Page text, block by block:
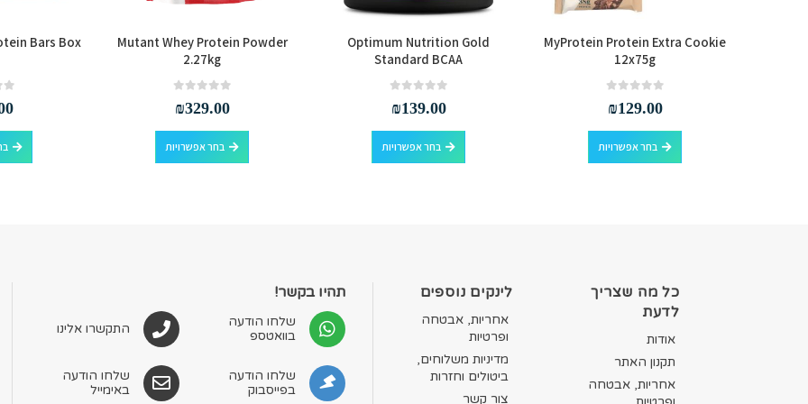
MyProtein Protein Extra Cookie
12x75g
₪129.00
בחר אפשרויות
למוצר זה יש מספר סוגים. ניתן לבחור את האפשרויות בעמוד המוצר
Optimum Nutrition Gold
Standard BCAA
₪139.00
בחר אפשרויות
למוצר זה יש מספר סוגים. ניתן לבחור את האפשרויות בעמוד המוצר
Mutant Whey Protein Powder
2.27kg
₪329.00
בחר אפשרויות
למוצר זה יש מספר סוגים. ניתן לבחור את האפשרויות בעמוד המוצר
Bars Box
כל מה שצריך
לדעת
אודות
תקנון האתר
אחריות, אבטחה
לינקים נוספים
אחריות, אבטחה
ופרטיות
מדיניות משלוחים,
ביטולים וחזרות
צור קשר
תהיו בקשר!
שלחו הודעה
בוואטספ
שלחו הודעה
בפייסבוק
התקשרו אלינו
שלחו הודעה
באימייל